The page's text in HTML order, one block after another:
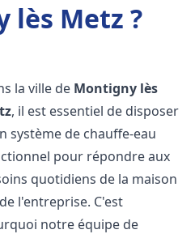
lès Metz ?
la ville de Montigny lès
, il est essentiel de disposer
système de chauffe-eau
pour répondre aux
quotidiens de la maison
l'entreprise. C'est
notre équipe de